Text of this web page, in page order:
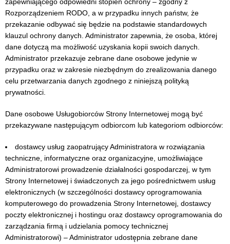
Rozporządzeniem RODO, a w przypadku innych państw, że
przekazanie odbywać się będzie na podstawie standardowych
klauzul ochrony danych. Administrator zapewnia, że osoba, której
dane dotyczą ma możliwość uzyskania kopii swoich danych.
Administrator przekazuje zebrane dane osobowe jedynie w
przypadku oraz w zakresie niezbędnym do zrealizowania danego
celu przetwarzania danych zgodnego z niniejszą polityką
prywatności.
Dane osobowe Usługobiorców Strony Internetowej mogą być
przekazywane następującym odbiorcom lub kategoriom odbiorców:
dostawcy usług zaopatrujący Administratora w rozwiązania
techniczne, informatyczne oraz organizacyjne, umożliwiające
Administratorowi prowadzenie działalności gospodarczej, w tym
Strony Internetowej i świadczonych za jego pośrednictwem usług
elektronicznych (w szczególności dostawcy oprogramowania
komputerowego do prowadzenia Strony Internetowej, dostawcy
poczty elektronicznej i hostingu oraz dostawcy oprogramowania do
zarządzania firmą i udzielania pomocy technicznej
Administratorowi) – Administrator udostępnia zebrane dane